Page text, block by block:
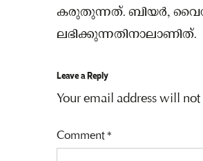
കരുതുന്നത്. ബിയർ, വൈൻ
ലഭിക്കുന്നതിനാലാണിത്.
Leave a Reply
Your email address will
Comment*